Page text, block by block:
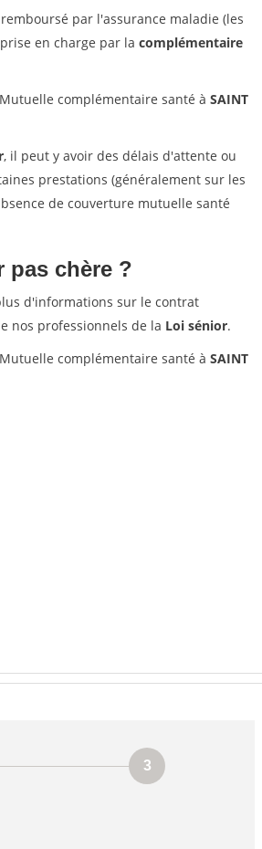
par l'assurance maladie (les
en charge par la complémentaire
Mutuelle complémentaire santé à SAINT
, il peut y avoir des délais d'attente ou
prestations (généralement sur les
de couverture mutuelle santé
pas chère ?
d'informations sur le contrat
nos professionnels de la Loi sénior.
Mutuelle complémentaire santé à SAINT